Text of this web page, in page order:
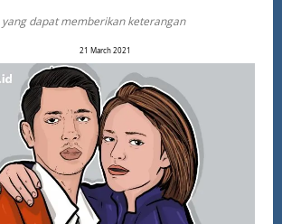
dapat memberikan keterangan
21 March 2021